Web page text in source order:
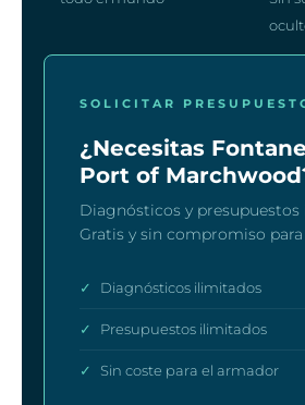
SOLICITAR
¿Necesitas
Port of
Diagnósticos y
Gratis y sin compromiso
✓ Diagnósticos ilimitados
✓ Presupuestos ilimitados
✓ Sin coste para el armador